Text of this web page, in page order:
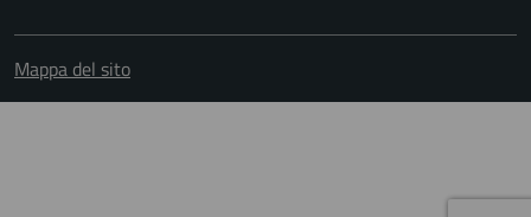
Mappa del sito